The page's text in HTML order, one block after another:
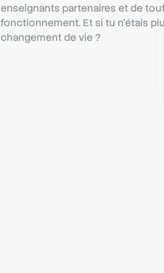
enseignants partenaires et de
fonctionnement. Et si tu n’étais
changement de vie ?